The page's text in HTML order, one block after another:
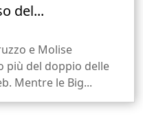
del...
e Molise
più del doppio delle
Mentre le Big...